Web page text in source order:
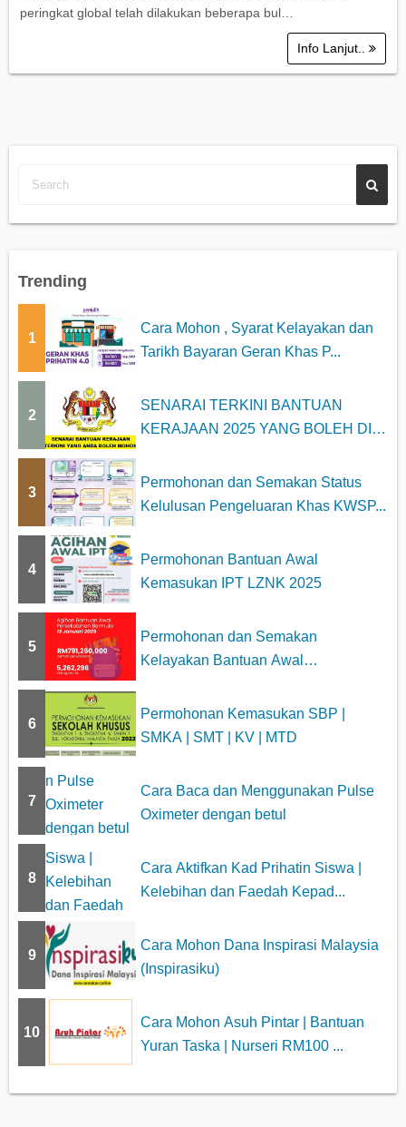
peringkat global telah dilakukan beberapa bul…
Info Lanjut..
Trending
1
Cara Mohon , Syarat Kelayakan dan
Tarikh Bayaran Geran Khas P...
2
SENARAI TERKINI BANTUAN
KERAJAAN 2025 YANG BOLEH DI
3
Permohonan dan Semakan Status
Kelulusan Pengeluaran Khas KWSP...
4
Permohonan Bantuan Awal
Kemasukan IPT LZNK 2025
5
Permohonan dan Semakan
Kelayakan Bantuan Awal
6
Permohonan Kemasukan SBP |
SMKA | SMT | KV | MTD
7
Cara Baca dan Menggunakan Pulse
Oximeter dengan betul
8
Cara Aktifkan Kad Prihatin Siswa |
Kelebihan dan Faedah Kepad...
9
Cara Mohon Dana Inspirasi Malaysia
(Inspirasiku)
10
Cara Mohon Asuh Pintar | Bantuan
Yuran Taska | Nurseri RM100 ...